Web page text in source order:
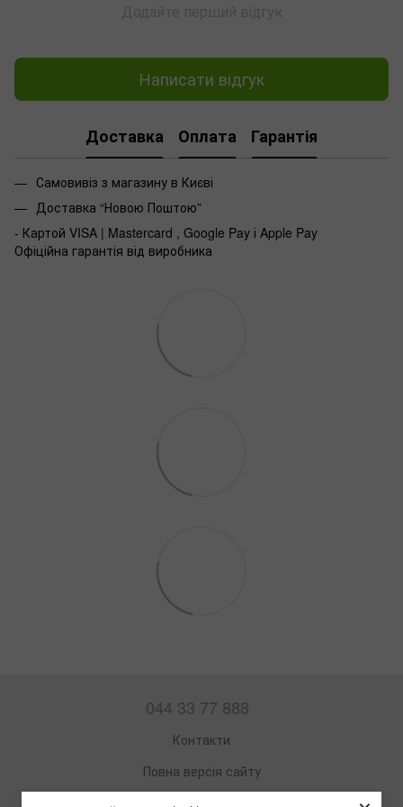
Написати відгук
Доставка Оплата Гарантія
Самовивіз з магазину в Києві
Доставка “Новою Поштою”
- Картой VISA | Mastercard , Google Pay і Apple Pay
Офіційна гарантія від виробника
044 33 77 888
Контакти
Повна версія сайту
Мапа сайту